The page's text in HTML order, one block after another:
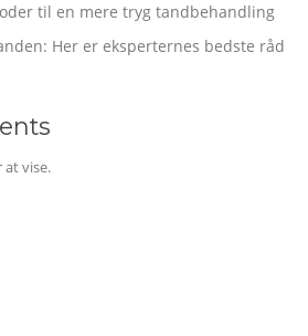
til en mere tryg tandbehandling
Her er eksperternes bedste råd
at vise.